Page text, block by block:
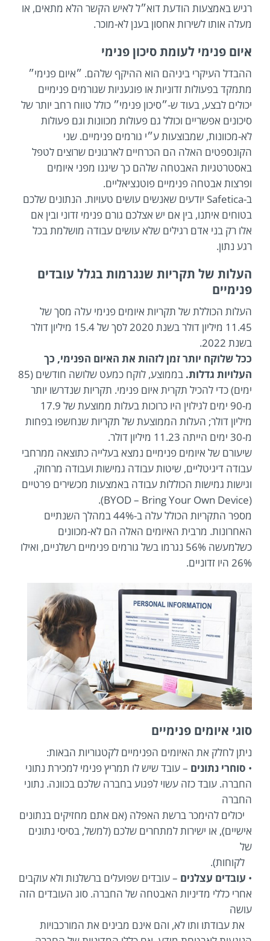
רגיש באמצעות הודעת דוא״ל לאיש הקשר הלא מתאים, או
מעלה אותו לשירות אחסון בענן לא-מוכר.
איום פנימי לעומת סיכון פנימי
ההבדל העיקרי ביניהם הוא ההיקף שלהם. ״איום פנימי״
מתמקד בפעולות זדוניות או פוגעניות שגורמים פנימיים
יכולים לבצע, בעוד ש-״סיכון פנימי״ כולל טווח רחב יותר של
סיכונים אפשריים וכולל גם פעולות מכוונות וגם פעולות
לא-מכוונות, שמבוצעות ע״י גורמים פנימיים. שני
הקונספטים האלה הם הכרחיים לארגונים שרוצים לטפל
באסטרטגיות האבטחה שלהם כך שיגנו מפני איומים
ופרצות אבטחה פנימיים פוטנציאליים.
ב-Safetica יודעים שאנשים עושים טעויות. הנתונים שלכם
בטוחים איתנו, בין אם יש אצלכם גורם פנימי זדוני ובין אם
אלו רק בני אדם רגילים שלא עושים עבודה מושלמת בכל
רגע נתון.
העלות של תקריות שנגרמות בגלל עובדים
פנימיים
העלות הכוללת של תקריות איומים פנימי עלה מסך של
11.45 מיליון דולר בשנת 2020 לסך של 15.4 מיליון דולר
בשנת 2022.
ככל שלוקח יותר זמן לזהות את האיום הפנימי, כך
העלויות גדלות.
בממוצע, לוקח כמעט שלושה חודשים (85
ימים) כדי להכיל תקרית איום פנימי. תקריות שנדרשו יותר
מ-90 ימים לגילוין היו כרוכות בעלות ממוצעת של 17.9
מיליון דולר; העלות הממוצעת של תקריות שנחשפו בפחות
מ-30 ימים הייתה 11.23 מיליון דולר.
שיעורם של איומים פנימיים נמצא בעלייה כתוצאה ממרחבי
עבודה דיגיטליים, שיטות עבודה גמישות ועבודה מרחוק,
וגישות גמישות הכוללות עבודה באמצעות מכשירים פרטיים
(BYOD – Bring Your Own Device).
מספר התקריות הכולל עלה ב-44% במהלך השנתיים
האחרונות. מרבית האיומים האלה הם לא-מכוונים
כשלמעשה 56% נגרמו בשל גורמים פנימיים רשלניים, ואילו
26% היו זדוניים.
סוגי איומים פנימיים
ניתן לחלק את האיומים הפנימיים לקטגוריות הבאות:
• סוחרי נתונים – עובד שיש לו תמריץ פנימי למכירת נתוני
החברה. עובד כזה עשוי לפגוע בחברה שלכם בכוונה. נתוני
החברה
יכולים להימכר ברשת האפלה (אם אתם מחזיקים בנתונים
אישיים), או ישירות למתחרים שלכם (למשל, בסיסי נתונים
של
לקוחות).
• עובדים עצלנים – עובדים שפועלים ברשלנות ולא עוקבים
אחרי כללי מדיניות האבטחה של החברה. סוג העובדים הזה
עושה
את עבודתו ותו לא, והם אינם מבינים את המורכבויות